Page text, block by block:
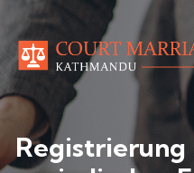
Registrierung